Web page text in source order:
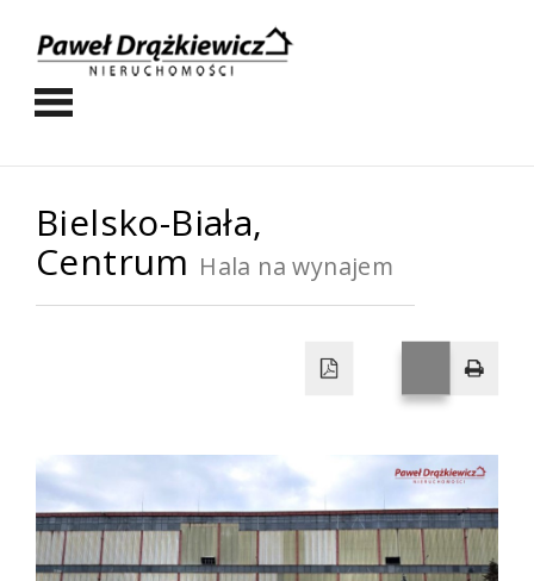
Bielsko-Biała,
Centrum Hala na wynajem